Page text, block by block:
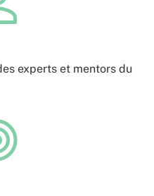
experts et mentors du